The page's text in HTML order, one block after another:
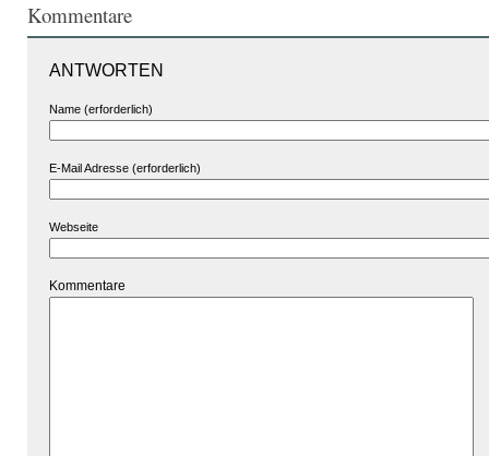
Kommentare
ANTWORTEN
Name (erforderlich)
E-Mail Adresse (erforderlich)
Webseite
Kommentare